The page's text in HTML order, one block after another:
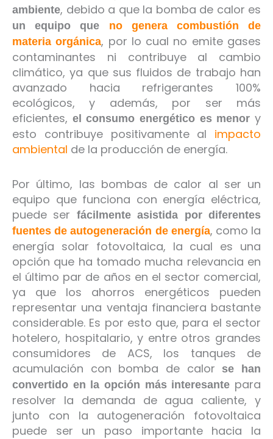
ambiente, debido a que la bomba de calor es
un equipo que no genera combustión de
materia orgánica, por lo cual no emite gases
contaminantes ni contribuye al cambio
climático, ya que sus fluidos de trabajo han
avanzado hacia refrigerantes 100%
ecológicos, y además, por ser más
eficientes, el consumo energético es menor y
esto contribuye positivamente al impacto
ambiental de la producción de energía.
Por último, las bombas de calor al ser un
equipo que funciona con energía eléctrica,
puede ser fácilmente asistida por diferentes
fuentes de autogeneración de energía, como la
energía solar fotovoltaica, la cual es una
opción que ha tomado mucha relevancia en
el último par de años en el sector comercial,
ya que los ahorros energéticos pueden
representar una ventaja financiera bastante
considerable. Es por esto que, para el sector
hotelero, hospitalario, y entre otros grandes
consumidores de ACS, los tanques de
acumulación con bomba de calor
se han
convertido en la opción más interesante para
resolver la demanda de agua caliente, y
junto con la autogeneración fotovoltaica
puede ser un paso importante hacia la